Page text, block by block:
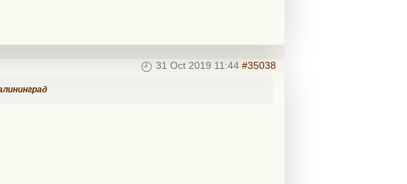
31 Oct 2019 11:44 #35038